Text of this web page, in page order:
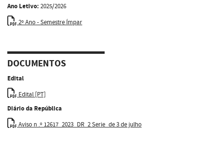
Ano Letivo: 2025/2026
2º Ano - Semestre Ímpar
DOCUMENTOS
Edital
Edital [PT]
Diário da República
Aviso n .º 12617_2023_DR_2 Serie_de 3 de julho